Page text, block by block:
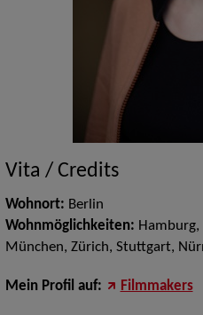
Vita / Credits
Wohnort: Berlin
Wohnmöglichkeiten:
München, Zürich, Stuttgart,
Mein Profil auf: Filmmakers